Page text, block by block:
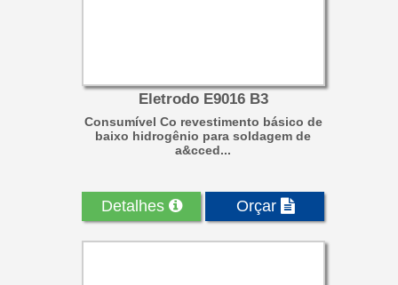
Eletrodo E9016 B3
Consumível Co revestimento básico de
baixo hidrogênio para soldagem de
a&cced...
Detalhes Orçar